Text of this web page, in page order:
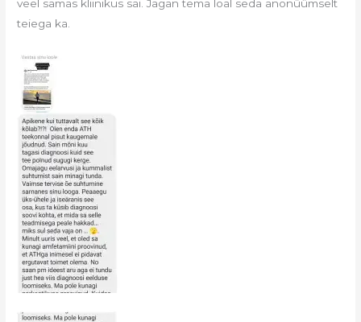
veel samas kliinikus sai. Jagan tema loal seda anonüümselt
teiega ka.